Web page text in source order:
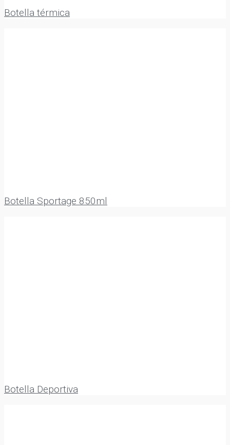
Botella térmica
Botella Sportage 850ml
Botella Deportiva